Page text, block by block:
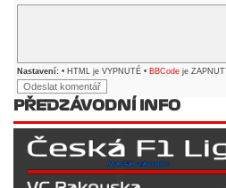
Nastavení: • HTML je VYPNUTÉ • BBCode je
PŘEDZÁVODNÍ INFO